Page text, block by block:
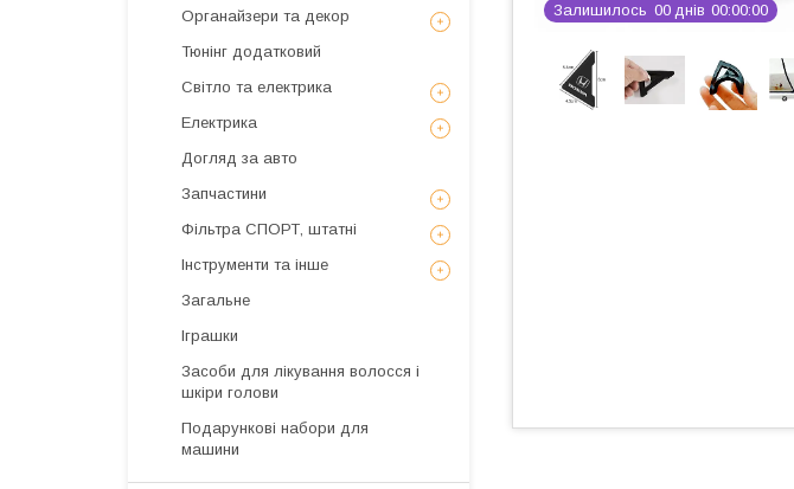
Залишилось 00 днів 00 00 00
Органайзери та декор
Тюнінг додатковий
Світло та електрика
Електрика
Догляд за авто
Запчастини
Фільтра СПОРТ, штатні
Інструменти та інше
Загальне
Іграшки
Засоби для лікування волосся і
шкіри голови
Подарункові набори для
машини